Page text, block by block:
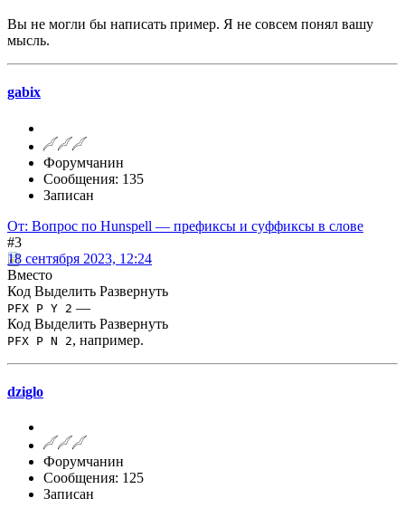
Вы не могли бы написать пример. Я не совсем понял вашу
мысль.
gabix
Форумчанин
Сообщения: 135
Записан
От: Вопрос по Hunspell — префиксы и суффиксы в слове
#3
18 сентября 2023, 12:24
Вместо
Код Выделить Развернуть
PFX P Y 2 —
Код Выделить Развернуть
PFX P N 2, например.
dziglo
Форумчанин
Сообщения: 125
Записан